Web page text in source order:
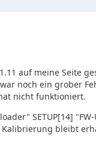
auf meine Seite
noch ein grober
nicht funktioniert.
SETUP[14]
bleibt